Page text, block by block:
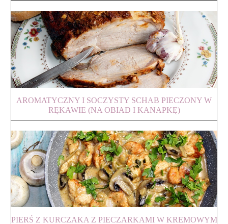
AROMATYCZNY I SOCZYSTY SCHAB PIECZONY W
RĘKAWIE (NA OBIAD I KANAPKĘ)
PIERŚ Z KURCZAKA Z PIECZARKAMI W KREMOWYM